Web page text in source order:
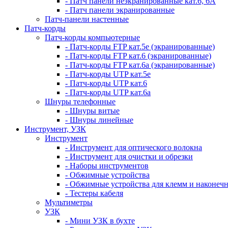
- Патч панели экранированные
Патч-панели настенные
Патч-корды
Патч-корды компьютерные
- Патч-корды FTP кат.5е (экранированные)
- Патч-корды FTP кат.6 (экранированные)
- Патч-корды FTP кат.6а (экранированные)
- Патч-корды UTP кат.5е
- Патч-корды UTP кат.6
- Патч-корды UTP кат.6а
Шнуры телефонные
- Шнуры витые
- Шнуры линейные
Инструмент, УЗК
Инструмент
- Инструмент для оптического волокна
- Инструмент для очистки и обрезки
- Наборы инструментов
- Обжимные устройства
- Обжимные устройства для клемм и
- Тестеры кабеля
Мультиметры
УЗК
- Мини УЗК в бухте